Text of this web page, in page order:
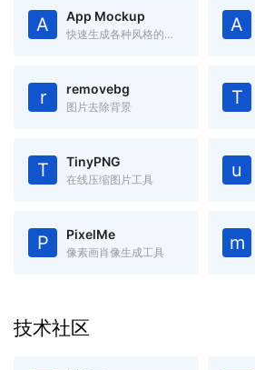
A App Mockup
快速生成各种风格的App Store截图 A
r removebg
图片去除背景 T
T TinyPNG
在线压缩图片工具 u
P PixelMe
像素画肖像生成工具 m
技术社区